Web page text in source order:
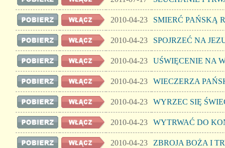
2010-04-23 SMIERĆ PAŃSKĄ
2010-04-23 SPOJRZEĆ NA
2010-04-23 UŚWIĘCENIE NA
2010-04-23 WIECZERZA
2010-04-23 WYRZEC SIĘ
2010-04-23 WYTRWAĆ DO
2010-04-23 ZBROJA BOŻA I